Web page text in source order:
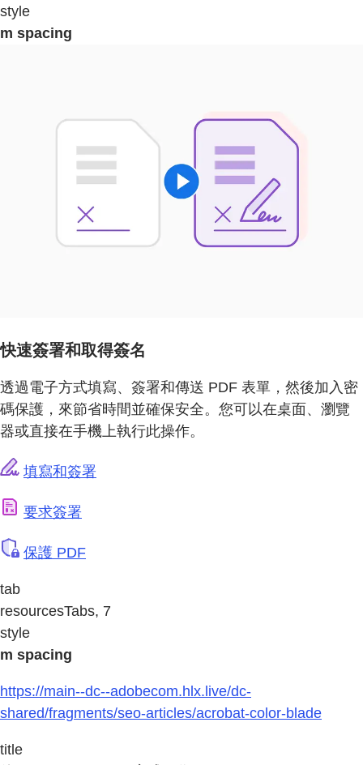
style
m spacing
快速簽署和取得簽名
透過電子方式填寫、簽署和傳送 PDF 表單，然後加入密
碼保護，來節省時間並確保安全。您可以在桌面、瀏覽
器或直接在手機上執行此操作。
填寫和簽署
要求簽署
保護 PDF
tab
resourcesTabs, 7
style
m spacing
https://main--dc--adobecom.hlx.live/dc-
shared/fragments/seo-articles/acrobat-color-blade
title